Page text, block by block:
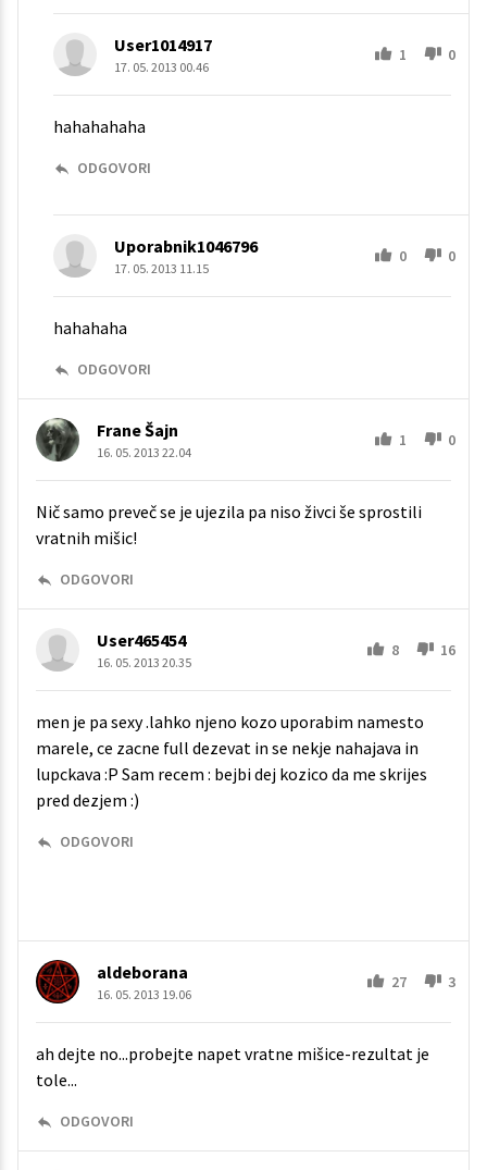
User1014917
17. 05. 2013 00.46
1 0
hahahahaha
ODGOVORI
Uporabnik1046796
17. 05. 2013 11.15
0 0
hahahaha
ODGOVORI
Frane Šajn
16. 05. 2013 22.04
1 0
Nič samo preveč se je ujezila pa niso živci še sprostili
vratnih mišic!
ODGOVORI
User465454
16. 05. 2013 20.35
8 16
men je pa sexy .lahko njeno kozo uporabim namesto
marele, ce zacne full dezevat in se nekje nahajava in
lupckava :P Sam recem : bejbi dej kozico da me skrijes
pred dezjem :)
ODGOVORI
aldeborana
16. 05. 2013 19.06
27 3
ah dejte no...probejte napet vratne mišice-rezultat je
tole...
ODGOVORI